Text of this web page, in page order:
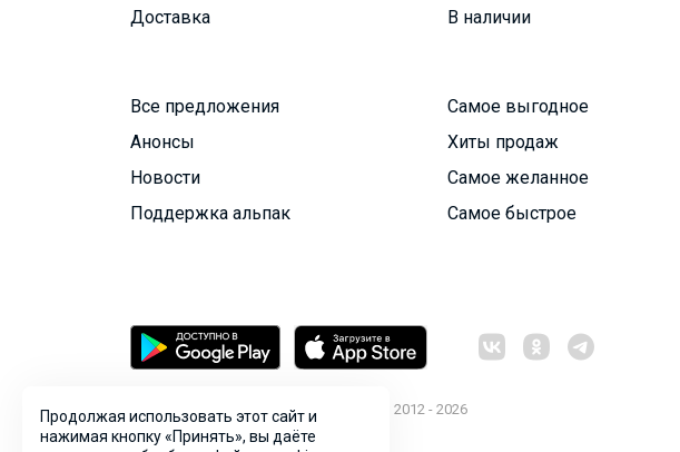
Доставка
В наличии
Все предложения
Анонсы
Новости
Поддержка альпак
Самое выгодное
Хиты продаж
Самое желанное
Самое быстрое
© ООО "Лявита", ОГРН 1122468054070, 2012 - 2026
Политика конфиденциальности
Продолжая использовать этот сайт и
нажимая кнопку «Принять», вы даёте